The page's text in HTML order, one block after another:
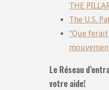
THE
The U.S.
“Que ferait
Le Réseau
votre aide!